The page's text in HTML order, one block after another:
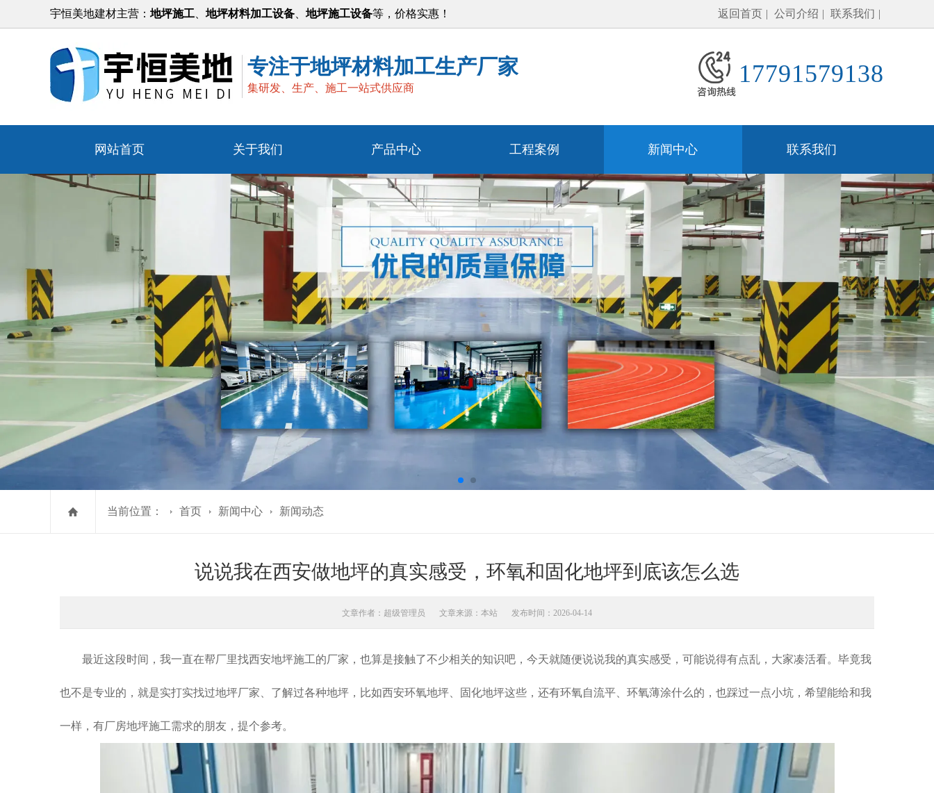
宇恒美地建材主营： 地坪施工 地坪材料加工设备 地坪施工设备等，价格实惠！ 返回首页 公司介绍 联系我们
专注于地坪材料加工生产厂家
集研发、生产、施工一站式供应商
17791579138
网站首页 关于我们 产品中心 工程案例 新闻中心 联系我们
当前位置： 首页 新闻中心 新闻动态
说说我在西安做地坪的真实感受，环氧和固化地坪到底该怎么选
文章作者：超级管理员 文章来源：本站 发布时间：2026-04-14
最近这段时间，我一直在帮厂里找西安地坪施工的厂家，也算是接触了不少相关的知识吧，今天就随便说说我的真实感受，可能说得有点乱，大家凑活看。毕竟我
也不是专业的，就是实打实找过地坪厂家、了解过各种地坪，比如西安环氧地坪、固化地坪这些，还有环氧自流平、环氧薄涂什么的，也踩过一点小坑，希望能给和我
一样，有厂房地坪施工需求的朋友，提个参考。